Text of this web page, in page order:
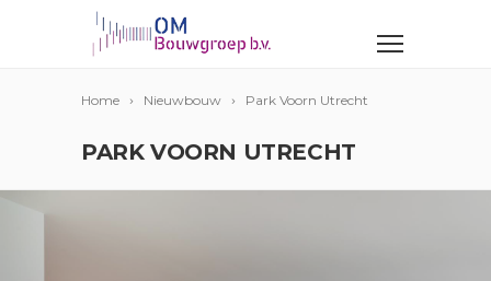
Home Nieuwbouw Park Voorn Utrecht
PARK VOORN UTRECHT